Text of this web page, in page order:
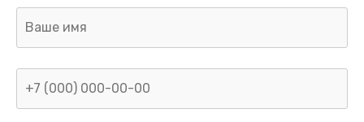
Замена системы охлаждения
1600 руб.